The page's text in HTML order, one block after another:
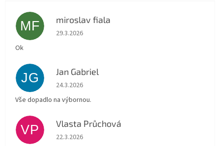
MF miroslav fiala
Hodnocení obchodu je 5 z 5 hvězdiček.
29.3.2026
Ok
JG Jan Gabriel
Hodnocení obchodu je 5 z 5 hvězdiček.
24.3.2026
Vše dopadlo na výbornou.
VP Vlasta Průchová
Hodnocení obchodu je 5 z 5 hvězdiček.
22.3.2026